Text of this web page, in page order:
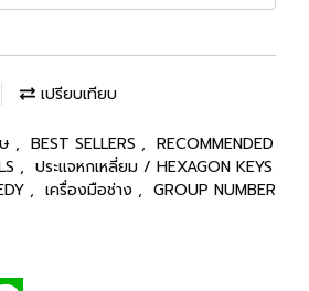
เปรียบเทียบ
, BEST SELLERS , RECOMMENDED
, ประแจหกเหลี่ยม / HEXAGON KEYS
, เครื่องมือช่าง , GROUP NUMBER